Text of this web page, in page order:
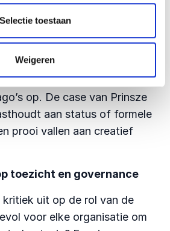
Selectie toestaan
Weigeren
houding naar actie
Organisaties die
verantwoording afleggen
toelaten, bouwen
op. De case van Prinsze
aan status of formele
prooi vallen aan creatief
toezicht en governance
uit op de rol van de
voor elke organisatie om